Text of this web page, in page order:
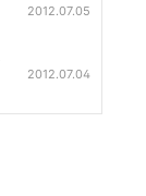
2012.07.05
2012.07.04